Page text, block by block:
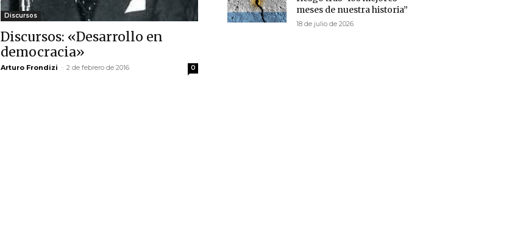
Discursos
Discursos: «Desarrollo en
democracia»
Arturo Frondizi - 2 de febrero de 2016 0
meses de nuestra historia”
18 de julio de 2026